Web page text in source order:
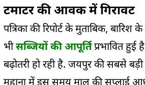
टमाटर की आवक में गिरावट
पत्रिका की रिपोर्ट के मुताबिक, बारिश
भीसब्जियों की आपूर्तिप्रभावित हुई
बढ़ोतरी हो रही है. जयपुर की सबसे
मुहाना में इस समय माल की सप्लाई